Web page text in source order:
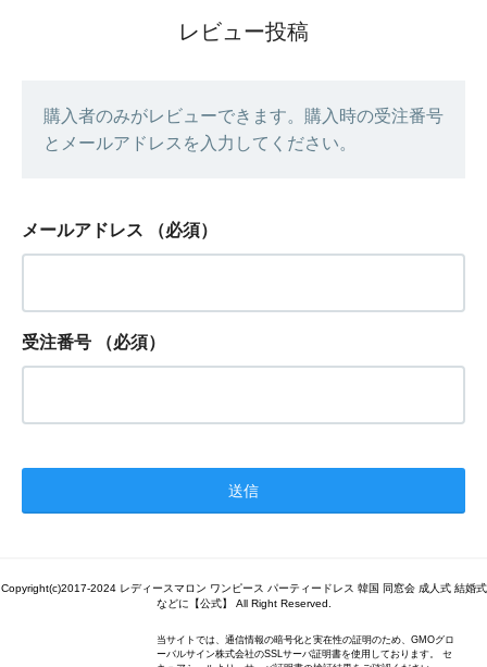
レビュー投稿
購入者のみがレビューできます。購入時の受注番号
とメールアドレスを入力してください。
メールアドレス （必須）
受注番号 （必須）
Copyright(c)2017-2024 レディースマロン ワンピース パーティードレス 韓国 同窓会 成人式 結婚式
などに【公式】 All Right Reserved.
当サイトでは、通信情報の暗号化と実在性の証明のため、GMOグロ
ーバルサイン株式会社のSSLサーバ証明書を使用しております。 セ